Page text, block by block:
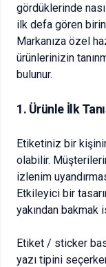
gördüklerinde
ilk defa gören
Markanıza özel
ürünlerinizin
bulunur.
1. Ürünle İlk
Etiketiniz bir
olabilir.
izlenim
Etkileyici bir
yakından bakmak
Etiket / sticker
yazı tipini